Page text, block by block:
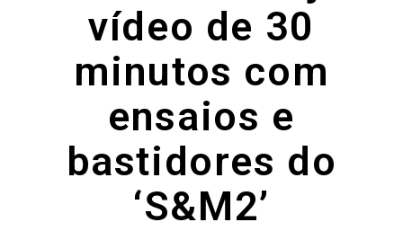
vídeo de 30
minutos com
ensaios e
bastidores do
‘S&M2’